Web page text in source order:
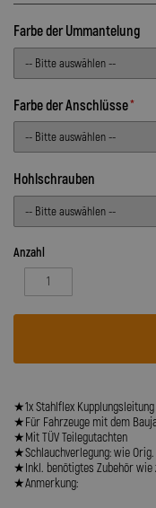
Farbe der Ummantelung
Farbe der Anschlüsse
Hohlschrauben
Anzahl
★1x Stahlflex Kupplungsleitung
★Für Fahrzeuge mit dem
★Mit TÜV Teilegutachten
★Schlauchverlegung: wie Orig.
★Inkl. benötigtes Zubehör wie
★Anmerkung: